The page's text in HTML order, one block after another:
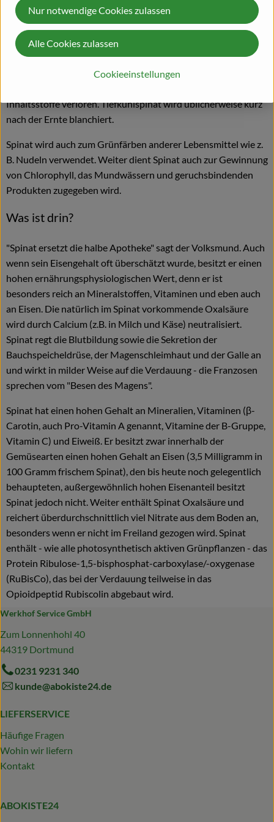
Kartoffeln serviert. Um sowohl den leicht metallisch-bitteren,
etwas astringierenden Geschmack zu mildern als auch den
Nitratgehalt (um 40–70%) zu verringern kann Spinat vor der
weiteren Zubereitung blanchiert werden. Beim Blanchieren
bleibt ein Großteil des wasserlöslichen Nitrats im Kochwasser
Inhaltsstoffe verloren. Tiefkühlspinat wird üblicherweise kurz
nach der Ernte blanchiert.
Spinat wird auch zum Grünfärben anderer Lebensmittel wie z.
B. Nudeln verwendet. Weiter dient Spinat auch zur Gewinnung
von Chlorophyll, das Mundwässern und geruchsbindenden
Produkten zugegeben wird.
Was ist drin?
"Spinat ersetzt die halbe Apotheke" sagt der Volksmund. Auch
wenn sein Eisengehalt oft überschätzt wurde, besitzt er einen
hohen ernährungsphysiologischen Wert, denn er ist
besonders reich an Mineralstoffen, Vitaminen und eben auch
an Eisen. Die natürlich im Spinat vorkommende Oxalsäure
wird durch Calcium (z.B. in Milch und Käse) neutralisiert.
Spinat regt die Blutbildung sowie die Sekretion der
Bauchspeicheldrüse, der Magenschleimhaut und der Galle an
und wirkt in milder Weise auf die Verdauung - die Franzosen
sprechen vom "Besen des Magens".
Spinat hat einen hohen Gehalt an Mineralien, Vitaminen (β-
Carotin, auch Pro-Vitamin A genannt, Vitamine der B-Gruppe,
Vitamin C) und Eiweiß. Er besitzt zwar innerhalb der
Gemüsearten einen hohen Gehalt an Eisen (3,5 Milligramm in
100 Gramm frischem Spinat), den bis heute noch gelegentlich
behaupteten, außergewöhnlich hohen Eisenanteil besitzt
Spinat jedoch nicht. Weiter enthält Spinat Oxalsäure und
reichert überdurchschnittlich viel Nitrate aus dem Boden an,
besonders wenn er nicht im Freiland gezogen wird. Spinat
enthält - wie alle photosynthetisch aktiven Grünpflanzen - das
Protein Ribulose-1,5-bisphosphat-carboxylase/-oxygenase
(RuBisCo), das bei der Verdauung teilweise in das
Opioidpeptid Rubiscolin abgebaut wird.
Werkhof Service GmbH
Zum Lonnenhohl 40
44319 Dortmund
0231 9231 340
kunde@abokiste24.de
LIEFERSERVICE
Häufige Fragen
Wohin wir liefern
Kontakt
ABOKISTE24
Cookieeinstellungen
Nur notwendige Cookies zulassen
Alle Cookies zulassen